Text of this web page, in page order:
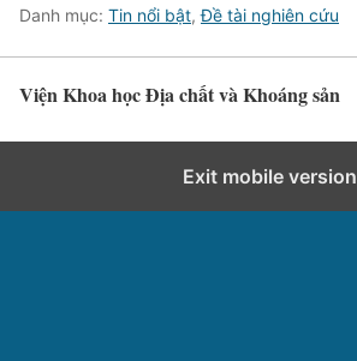
Danh mục: Tin nổi bật,Đề tài nghiên cứu
Viện Khoa học Địa chất và Khoáng sản
Exit mobile version